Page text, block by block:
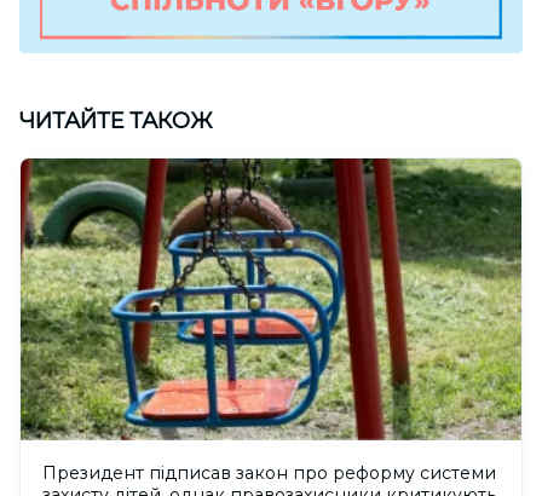
ЧИТАЙТЕ ТАКОЖ
Президент підписав закон про реформу системи